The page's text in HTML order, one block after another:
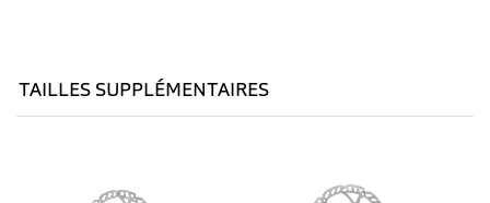
TAILLES SUPPLÉMENTAIRES